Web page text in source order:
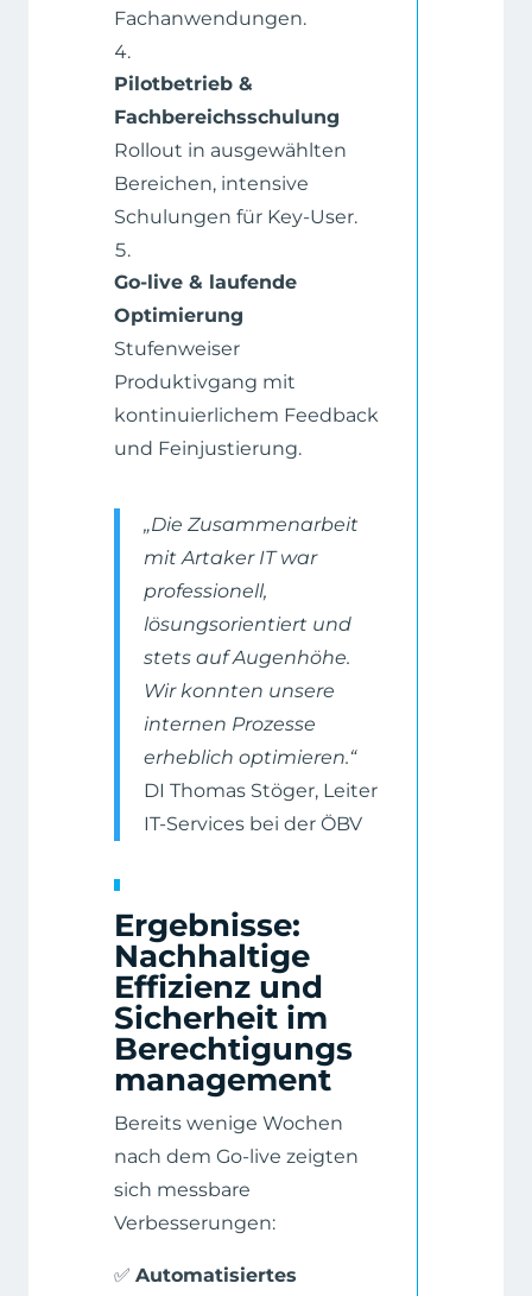
Fachanwendungen.
Pilotbetrieb &
Fachbereichsschulung
Rollout in ausgewählten
Bereichen, intensive
Schulungen für Key-User.
Go-live & laufende
Optimierung
Stufenweiser
Produktivgang mit
kontinuierlichem Feedback
und Feinjustierung.
„Die Zusammenarbeit
mit Artaker IT war
professionell,
lösungsorientiert und
stets auf Augenhöhe.
Wir konnten unsere
internen Prozesse
erheblich optimieren.“
DI Thomas Stöger, Leiter
IT-Services bei der ÖBV
Ergebnisse:
Nachhaltige
Effizienz und
Sicherheit im
Berechtigungs
management
Bereits wenige Wochen
nach dem Go-live zeigten
sich messbare
Verbesserungen:
✅ Automatisiertes